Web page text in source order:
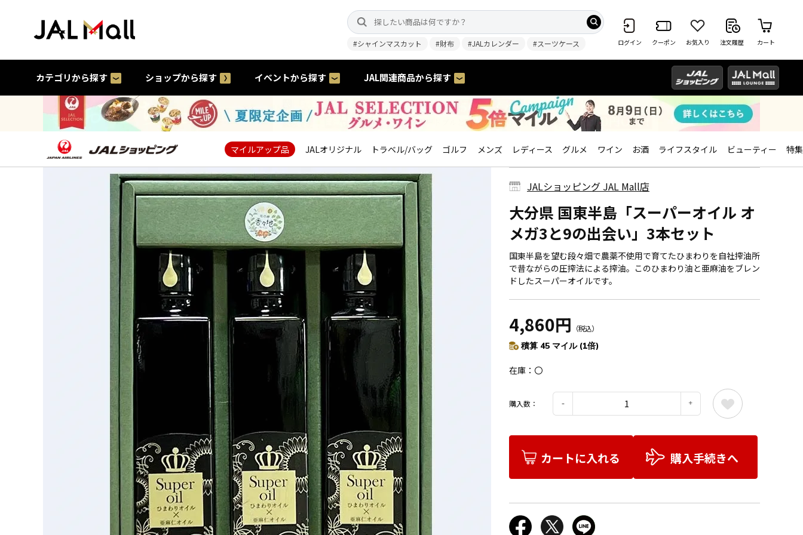
#シャインマスカット #財布 #JALカレンダー #スーツケース ログイン クーポン お気入り 注文履歴 カート
カテゴリから探す ショップから探す イベントから探す JAL関連商品から探す
マイルアップ品 JALオリジナル トラベル/バッグ ゴルフ メンズ レディース グルメ ワイン お酒 ライフスタイル ビューティー 特集
JALショッピング JAL Mall店
大分県 国東半島「スーパーオイル オ
メガ3と9の出会い」3本セット
国東半島を望む段々畑で農薬不使用で育てたひまわりを自社搾油所
で昔ながらの圧搾法による搾油。このひまわり油と亜麻油をブレン
ドしたスーパーオイルです。
4,860円 （税込）
積算 45 マイル (1倍)
在庫 〇
購入数：
カートに入れる 購入手続きへ